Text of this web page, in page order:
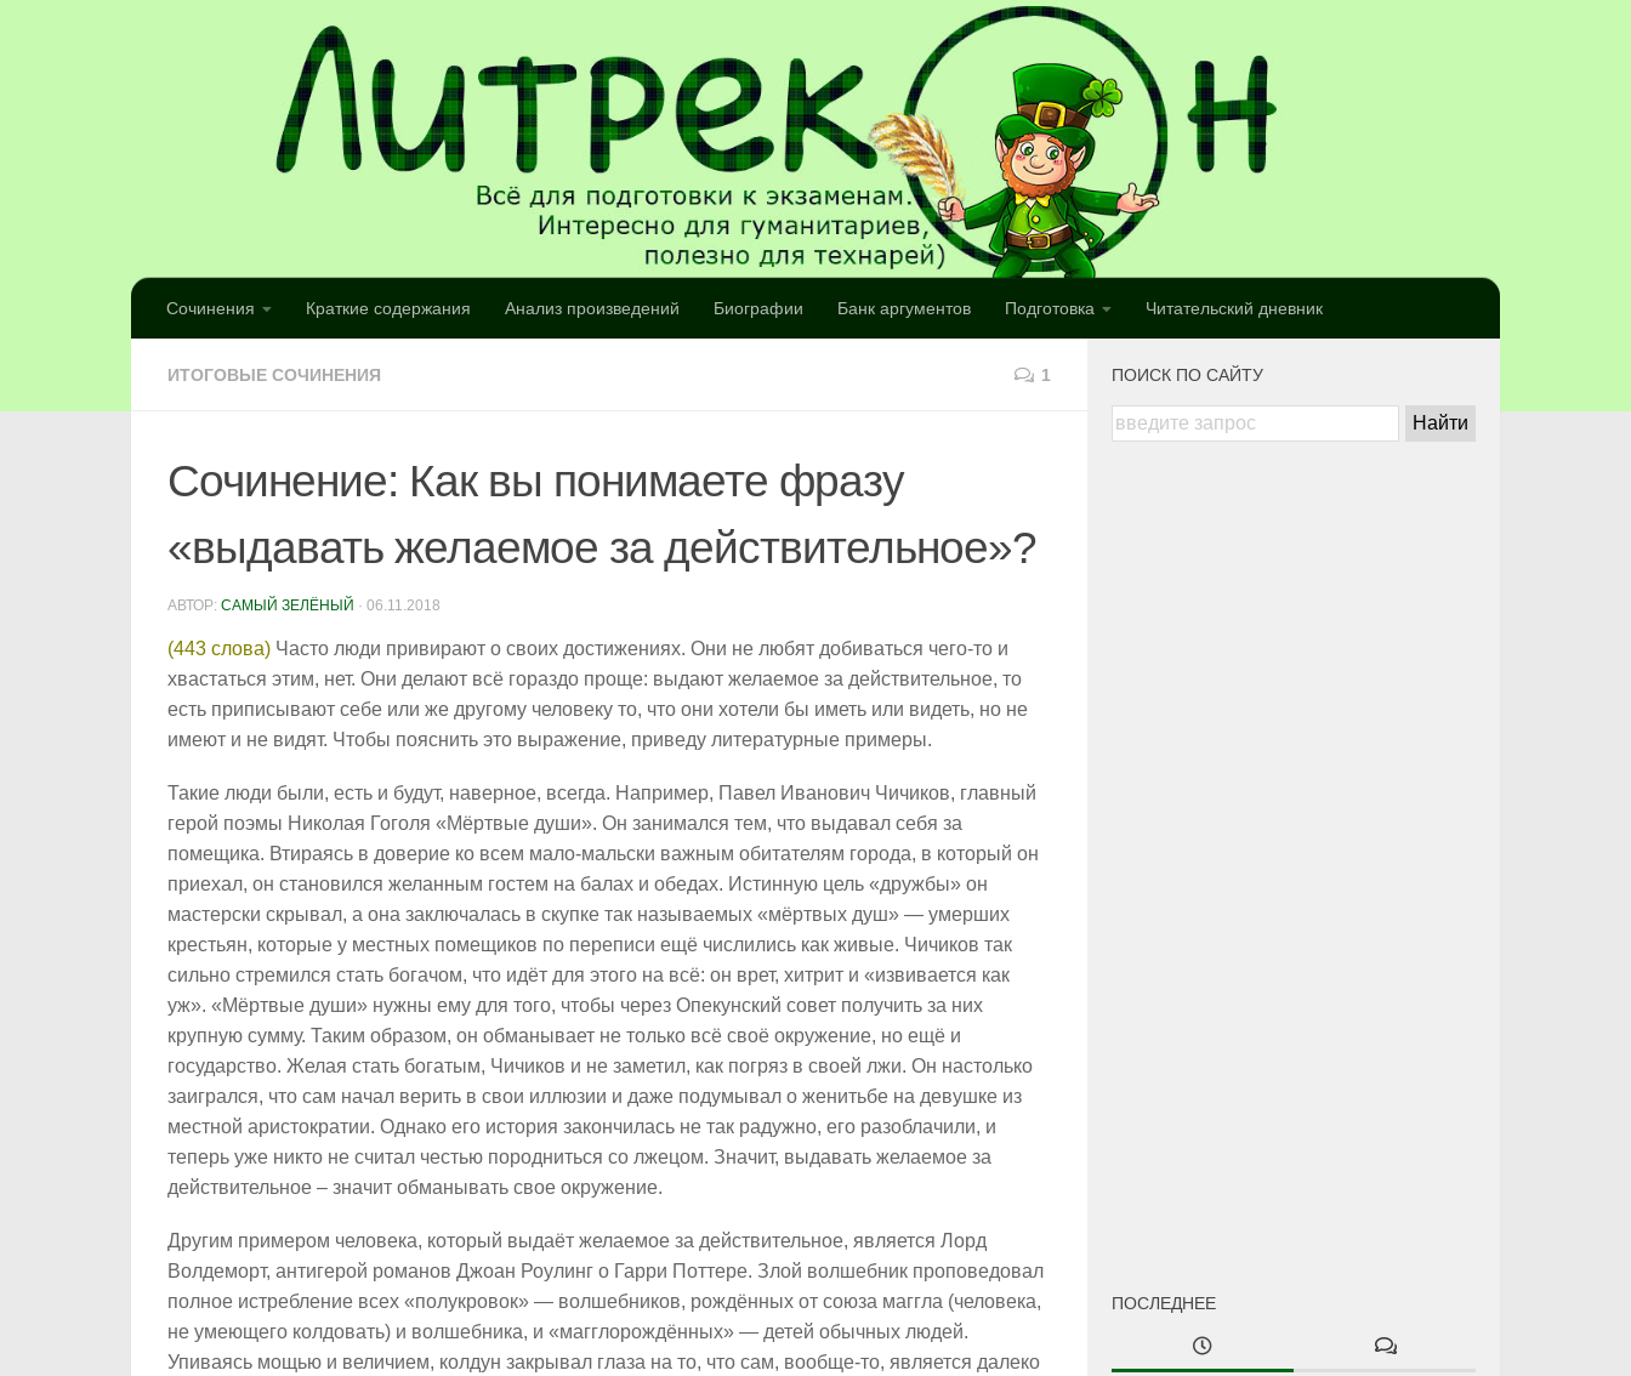
Сочинения Краткие содержания Анализ произведений Биографии Банк аргументов Подготовка Читательский дневник
ИТОГОВЫЕ СОЧИНЕНИЯ 1
Сочинение: Как вы понимаете фразу
«выдавать желаемое за действительное»?
АВТОР: САМЫЙ ЗЕЛЁНЫЙ · 06.11.2018
(443 слова) Часто люди привирают о своих достижениях. Они не любят добиваться чего-то и
хвастаться этим, нет. Они делают всё гораздо проще: выдают желаемое за действительное, то
есть приписывают себе или же другому человеку то, что они хотели бы иметь или видеть, но не
имеют и не видят. Чтобы пояснить это выражение, приведу литературные примеры.
Такие люди были, есть и будут, наверное, всегда. Например, Павел Иванович Чичиков, главный
герой поэмы Николая Гоголя «Мёртвые души». Он занимался тем, что выдавал себя за
помещика. Втираясь в доверие ко всем мало-мальски важным обитателям города, в который он
приехал, он становился желанным гостем на балах и обедах. Истинную цель «дружбы» он
мастерски скрывал, а она заключалась в скупке так называемых «мёртвых душ» — умерших
крестьян, которые у местных помещиков по переписи ещё числились как живые. Чичиков так
сильно стремился стать богачом, что идёт для этого на всё: он врет, хитрит и «извивается как
уж». «Мёртвые души» нужны ему для того, чтобы через Опекунский совет получить за них
крупную сумму. Таким образом, он обманывает не только всё своё окружение, но ещё и
государство. Желая стать богатым, Чичиков и не заметил, как погряз в своей лжи. Он настолько
заигрался, что сам начал верить в свои иллюзии и даже подумывал о женитьбе на девушке из
местной аристократии. Однако его история закончилась не так радужно, его разоблачили, и
теперь уже никто не считал честью породниться со лжецом. Значит, выдавать желаемое за
действительное – значит обманывать свое окружение.
Другим примером человека, который выдаёт желаемое за действительное, является Лорд
Волдеморт, антигерой романов Джоан Роулинг о Гарри Поттере. Злой волшебник проповедовал
полное истребление всех «полукровок» — волшебников, рождённых от союза маггла (человека,
не умеющего колдовать) и волшебника, и «магглорождённых» — детей обычных людей.
Упиваясь мощью и величием, колдун закрывал глаза на то, что сам, вообще-то, является далеко
ПОИСК ПО САЙТУ
ПОСЛЕДНЕЕ